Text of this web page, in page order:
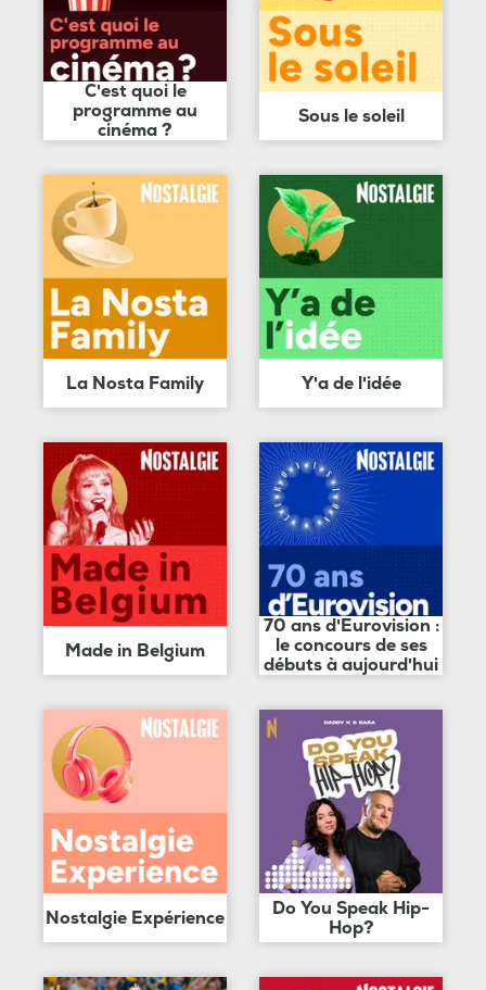
C'est quoi le
programme au
cinéma ?
Sous le soleil
La Nosta Family Y'a de l'idée
Made in Belgium
70 ans d'Eurovision :
le concours de ses
débuts à aujourd'hui
Nostalgie Expérience
Do You Speak Hip-
Hop?